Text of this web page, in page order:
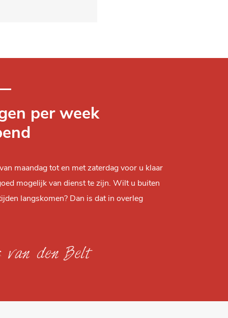
per week
maandag tot en met zaterdag voor u klaar
mogelijk van dienst te zijn. Wilt u buiten
langskomen? Dan is dat in overleg